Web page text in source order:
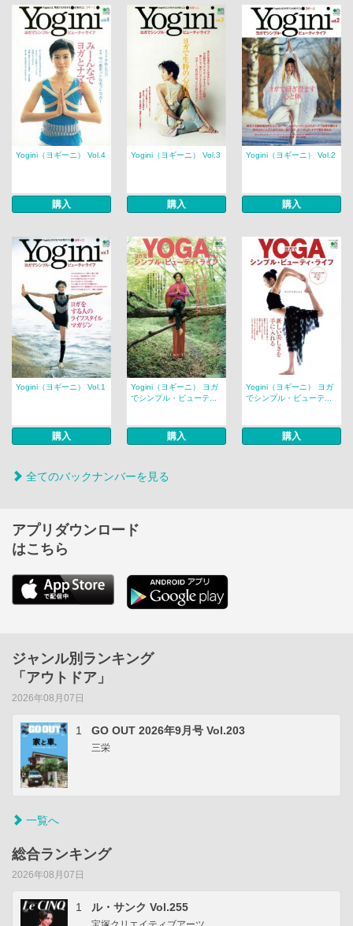
Yogini（ヨギーニ） Vol.4
購入
Yogini（ヨギーニ） Vol.3
購入
Yogini（ヨギーニ） Vol.2
購入
Yogini（ヨギーニ） Vol.1
購入
Yogini（ヨギーニ） ヨガ
でシンプル・ビューテ...
購入
Yogini（ヨギーニ） ヨガ
でシンプル・ビューテ...
購入
全てのバックナンバーを見る
アプリダウンロード
はこちら
ジャンル別ランキング
「アウトドア」
2026年08月07日
1 GO OUT 2026年9月号 Vol.203
三栄
一覧へ
総合ランキング
2026年08月07日
1 ル・サンク Vol.255